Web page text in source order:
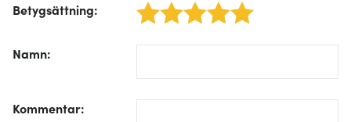
Betygsättning: 1 star 2 stars 3 stars 4 stars 5 stars
Namn:
/form/label/author:
Kommentar: